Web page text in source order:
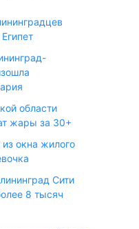
области
жары за 30+
окна жилого
Сити
8 тысяч